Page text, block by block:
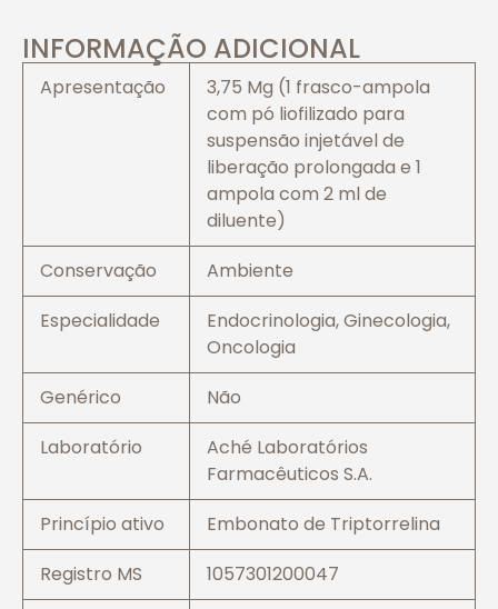
INFORMAÇÃO ADICIONAL
Apresentação
3,75 Mg (1 frasco-ampola
com pó liofilizado para
suspensão injetável de
liberação prolongada e 1
ampola com 2 ml de
diluente)
Conservação
Ambiente
Especialidade
Endocrinologia, Ginecologia,
Oncologia
Genérico
Não
Laboratório
Aché Laboratórios
Farmacêuticos S.A.
Princípio ativo
Embonato de Triptorrelina
Registro MS
1057301200047